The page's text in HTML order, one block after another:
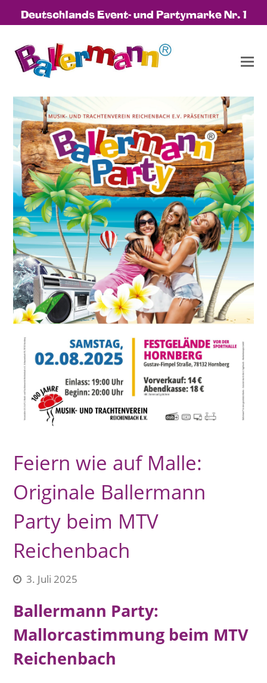
Deutschlands Event- und Partymarke Nr. 1
Feiern wie auf Malle:
Originale Ballermann
Party beim MTV
Reichenbach
3. Juli 2025
Ballermann Party:
Mallorcastimmung beim MTV
Reichenbach